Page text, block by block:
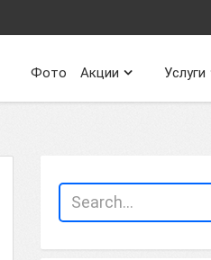
Услуги
Акции
Фото